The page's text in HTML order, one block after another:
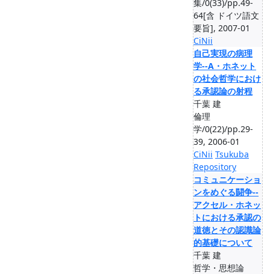
集/0(33)/pp.49-
64[含 ドイツ語文
要旨], 2007-01
CiNii
自己実現の病理
学--A・ホネット
の社会哲学におけ
る承認論の射程
千葉 建
倫理
学/0(22)/pp.29-
39, 2006-01
CiNii Tsukuba
Repository
コミュニケーショ
ンをめぐる闘争--
アクセル・ホネッ
トにおける承認の
道徳とその認識論
的基礎について
千葉 建
哲学・思想論